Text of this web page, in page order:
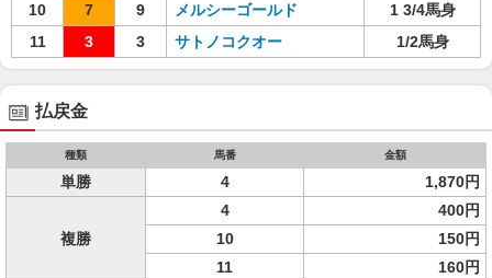
10
7 9 メルシーゴールド
1 3/4馬身
11
3 3 サトノコクオー 1/2馬身
払戻金
種類 馬番 金額
単勝 4 1,870円
複勝
4
400円
10
150円
11
160円